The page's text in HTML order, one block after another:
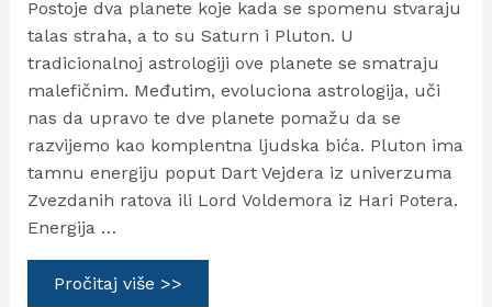
Postoje dva planete koje kada se spomenu stvaraju
talas straha, a to su Saturn i Pluton. U
tradicionalnoj astrologiji ove planete se smatraju
malefičnim. Međutim, evoluciona astrologija, uči
nas da upravo te dve planete pomažu da se
razvijemo kao komplentna ljudska bića. Pluton ima
tamnu energiju poput Dart Vejdera iz univerzuma
Zvezdanih ratova ili Lord Voldemora iz Hari Potera.
Energija …
Ogoljavanje
Plutona
Pročitaj više >>